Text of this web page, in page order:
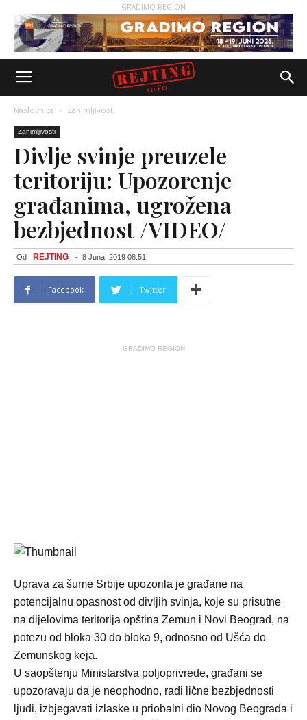
GRADIMO REGION
Naslovnica Zanimljivosti
Zanimljivosti
Divlje svinje preuzele
teritoriju: Upozorenje
građanima, ugrožena
bezbjednost /VIDEO/
Od REJTING - 8 Juna, 2019 08:51
Facebook Twitter
GRADIMO REGION
Uprava za šume Srbije upozorila je građane na
potencijalnu opasnost od divljih svinja, koje su prisutne
na dijelovima teritorija opština Zemun i Novi Beograd, na
potezu od bloka 30 do bloka 9, odnosno od Ušća do
Zemunskog keja.
U saopštenju Ministarstva poljoprivrede, građani se
upozoravaju da je neophodno, radi lične bezbjednosti
ljudi, izbjegavati izlaske u priobalni dio Novog Beograda i